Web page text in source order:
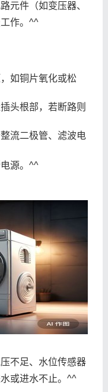
元件（如变压器、
作。^^
如铜片氧化或松
头根部，若断路则
流二极管、滤波电
源。^^
不足、水位传感器
或进水不止。^^